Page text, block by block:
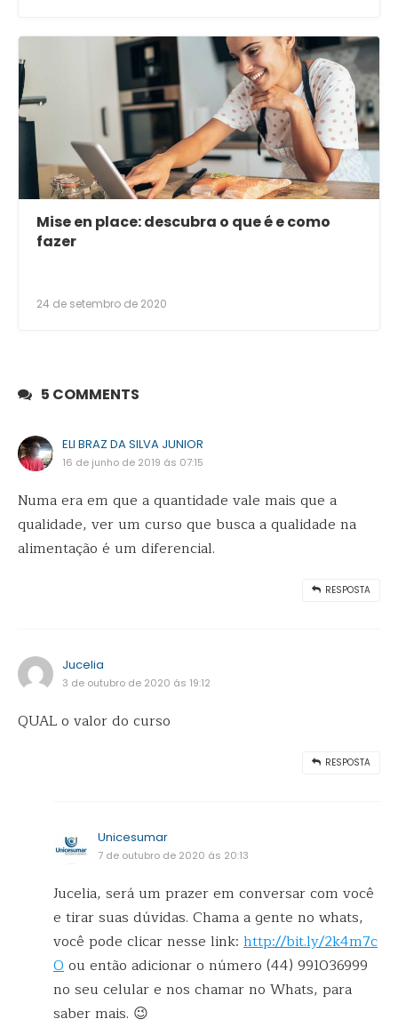
Mise en place: descubra o que é e como
fazer
24 de setembro de 2020
5 COMMENTS
ELI BRAZ DA SILVA JUNIOR
16 de junho de 2019 ás 07:15
Numa era em que a quantidade vale mais que a
qualidade, ver um curso que busca a qualidade na
alimentação é um diferencial.
RESPOSTA
Jucelia
3 de outubro de 2020 ás 19:12
QUAL o valor do curso
RESPOSTA
Unicesumar
7 de outubro de 2020 ás 20:13
Jucelia, será um prazer em conversar com você
e tirar suas dúvidas. Chama a gente no whats,
você pode clicar nesse link: http://bit.ly/2k4m7c
Oou então adicionar o número (44) 991036999
no seu celular e nos chamar no Whats, para
saber mais. 😉